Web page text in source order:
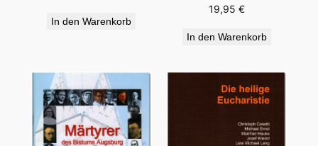
In den Warenkorb
19,95 €
In den Warenkorb